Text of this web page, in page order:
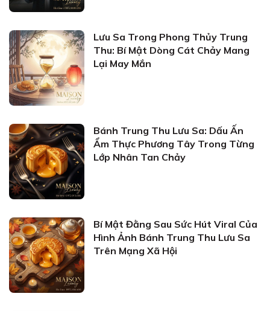
Lưu Sa Trong Phong Thủy Trung
Thu: Bí Mật Dòng Cát Chảy Mang
Lại May Mắn
Bánh Trung Thu Lưu Sa: Dấu Ấn
Ẩm Thực Phương Tây Trong Từng
Lớp Nhân Tan Chảy
Bí Mật Đằng Sau Sức Hút Viral Của
Hình Ảnh Bánh Trung Thu Lưu Sa
Trên Mạng Xã Hội